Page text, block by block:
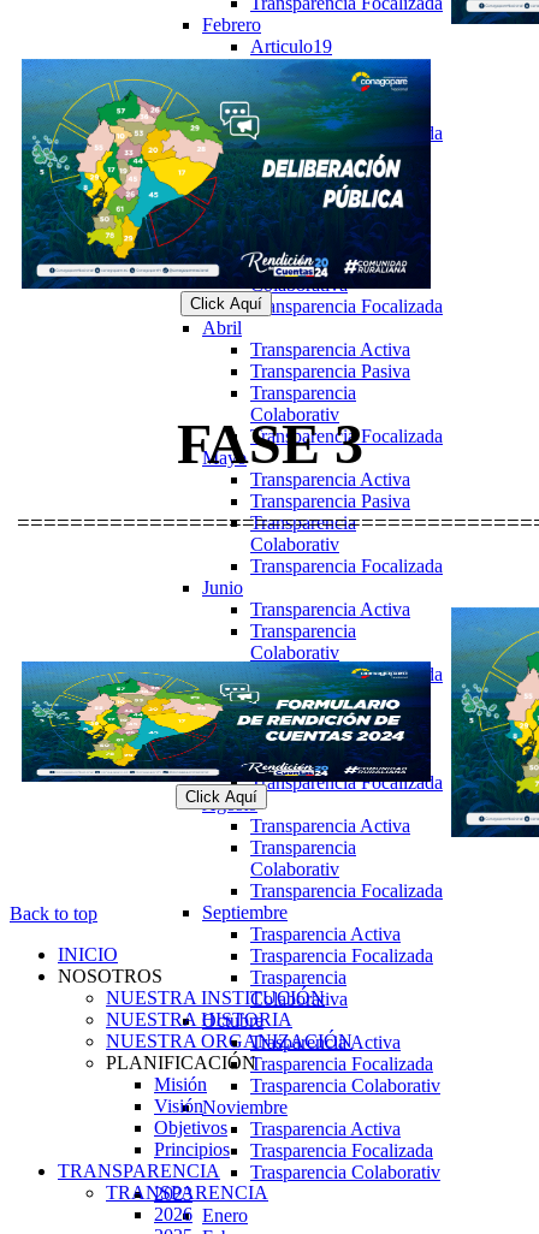
Febrero
Articulo19
Transparencia Activa
Transparencia
Colaborativa
Transparencia Focalizada
Transparencia
Colaborativa
Marzo
Articulo19
Transparencia Activa
Transparencia
Colaborativa
Transparencia Focalizada
Abril
Transparencia Activa
Transparencia Pasiva
Transparencia
Colaborativ
Transparencia Focalizada
Mayo
Transparencia Activa
Transparencia Pasiva
Transparencia
Colaborativ
Transparencia Focalizada
Junio
Transparencia Activa
Transparencia
Colaborativ
Transparencia Focalizada
Julio
Transparencia Activa
Transparencia
Colaborativ
Transparencia Focalizada
Agosto
Transparencia Activa
Transparencia
Colaborativ
Transparencia Focalizada
Septiembre
Trasparencia Activa
Trasparencia Focalizada
Trasparencia
Colaborativa
Octubre
Trasparencia Activa
Trasparencia Focalizada
Trasparencia Colaborativ
Noviembre
Trasparencia Activa
Trasparencia Focalizada
Trasparencia Colaborativ
2023
Enero
Click Aquí
FASE 3
Click Aquí
Back to top
INICIO
NOSOTROS
NUESTRA INSTITUCIÓN
NUESTRA HISTORIA
NUESTRA ORGANIZACIÓN
PLANIFICACIÓN
Misión
Visión
Objetivos
Principios
TRANSPARENCIA
TRANSPARENCIA
2026